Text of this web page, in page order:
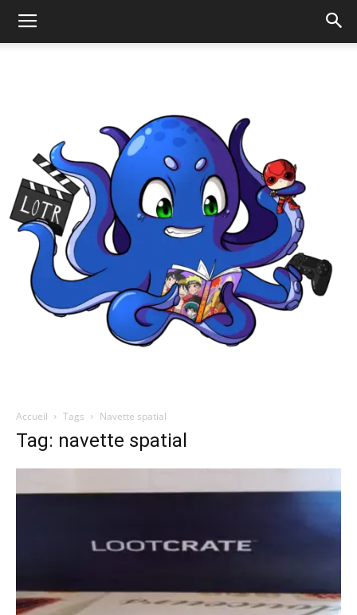
Quatregeek
Accueil Tags Navette spatial
Tag: navette spatial